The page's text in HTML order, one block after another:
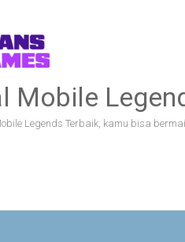
Mobile
Legends Terbaik, kamu bisa